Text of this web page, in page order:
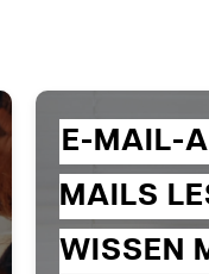
E-MAIL-
MAILS
WISSEN